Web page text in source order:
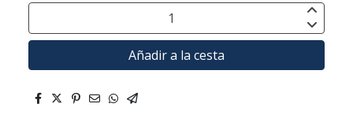
Añadir a la cesta